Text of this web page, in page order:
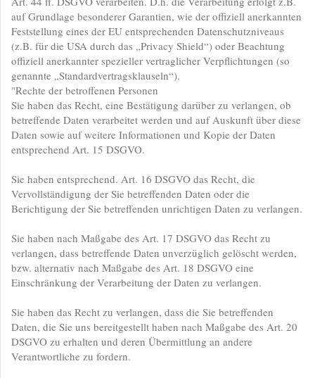
auf Grundlage besonderer Garantien, wie der offiziell anerkannten
Feststellung eines der EU entsprechenden Datenschutzniveaus
(z.B. für die USA durch das „Privacy Shield“) oder Beachtung
offiziell anerkannter spezieller vertraglicher Verpflichtungen (so
genannte „Standardvertragsklauseln“).
"Rechte der betroffenen Personen
Sie haben das Recht, eine Bestätigung darüber zu verlangen, ob
betreffende Daten verarbeitet werden und auf Auskunft über diese
Daten sowie auf weitere Informationen und Kopie der Daten
entsprechend Art. 15 DSGVO.
Sie haben entsprechend. Art. 16 DSGVO das Recht, die
Vervollständigung der Sie betreffenden Daten oder die
Berichtigung der Sie betreffenden unrichtigen Daten zu verlangen.
Sie haben nach Maßgabe des Art. 17 DSGVO das Recht zu
verlangen, dass betreffende Daten unverzüglich gelöscht werden,
bzw. alternativ nach Maßgabe des Art. 18 DSGVO eine
Einschränkung der Verarbeitung der Daten zu verlangen.
Sie haben das Recht zu verlangen, dass die Sie betreffenden
Daten, die Sie uns bereitgestellt haben nach Maßgabe des Art. 20
DSGVO zu erhalten und deren Übermittlung an andere
Verantwortliche zu fordern.